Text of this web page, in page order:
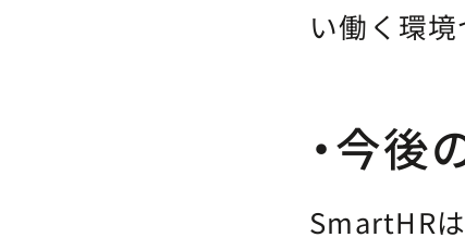
い働く環
・今後
SmartHR